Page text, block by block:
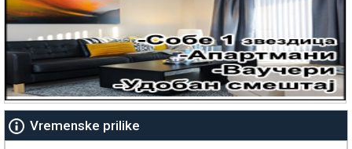
Vremenske prilike